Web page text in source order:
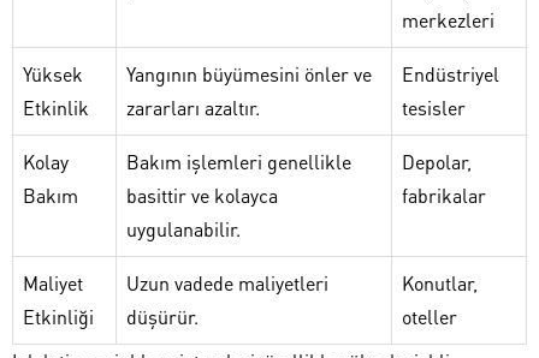
merkezleri
Yüksek
Etkinlik
Yangının büyümesini önler ve
zararları azaltır.
Endüstriyel
tesisler
Kolay
Bakım
Bakım işlemleri genellikle
basittir ve kolayca
uygulanabilir.
Depolar,
fabrikalar
Maliyet
Etkinliği
Uzun vadede maliyetleri
düşürür.
Konutlar,
oteller